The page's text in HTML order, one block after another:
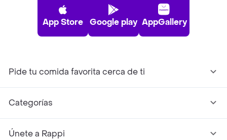
App Store Google play AppGallery
Pide tu comida favorita cerca de ti
Categorías
Únete a Rappi